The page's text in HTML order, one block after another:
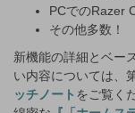
PCでのRazer
その他多数！
新機能の詳細とベー
い内容については、
ッチノート をご覧く